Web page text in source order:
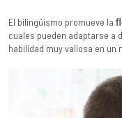
El bilingüismo promueve la
cuales pueden adaptarse a
habilidad muy valiosa en un